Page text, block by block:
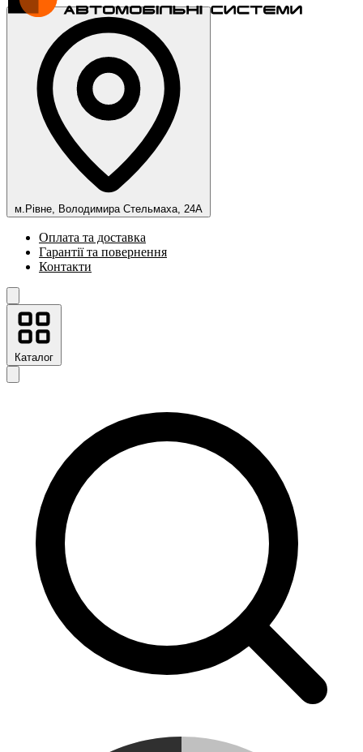
м.Рівне, Володимира Стельмаха, 24А
Оплата та доставка
Гарантії та повернення
Контакти
Каталог